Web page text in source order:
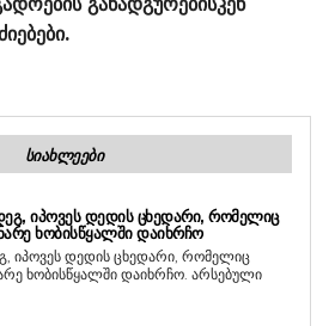
ᲡᲘᲐᲮᲚᲔᲔᲑᲘ
ᲘᲞᲝᲕᲔᲡ ᲓᲔᲓᲘᲡ ᲪᲮᲔᲓᲐᲠᲘ, ᲠᲝᲛᲔᲚᲘᲪ
ᲮᲝᲑᲘᲡᲬᲧᲐᲚᲨᲘ ᲓᲐᲘᲮᲠᲩᲝ
იპოვეს დედის ცხედარი, რომელიც
ხობისწყალში დაიხრჩო. არსებული